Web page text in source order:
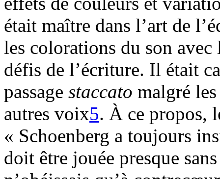
était maître dans l’art de
les colorations du son avec
défis de l’écriture. Il était
passage staccato malgré
autres voix5. À ce propos,
« Schoenberg a toujours
doit être jouée presque